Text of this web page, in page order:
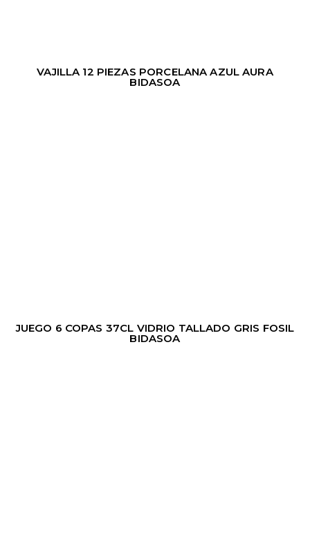
VAJILLA 12 PIEZAS PORCELANA AZUL AURA
BIDASOA
JUEGO 6 COPAS 37CL VIDRIO TALLADO GRIS FOSIL
BIDASOA